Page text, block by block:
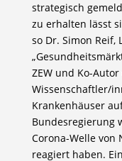
strategisch
zu erhalten lässt
so Dr. Simon Reif,
ZEW und Ko-
Wissenschaftler/
Krankenhäuser
Bundesregierung
Corona-Welle von
reagiert haben.